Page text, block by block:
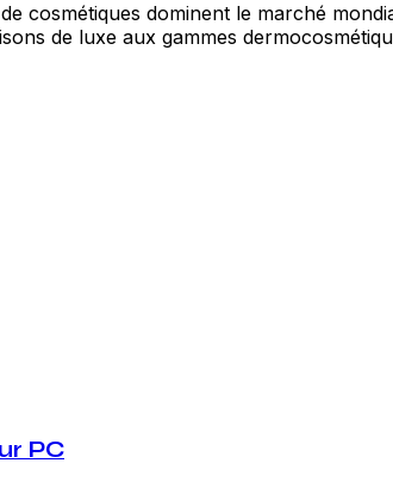
cosmétiques dominent le marché
de luxe aux gammes
PC